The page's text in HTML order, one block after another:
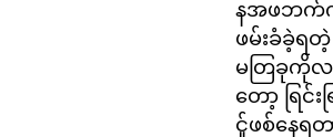
နအဖဘက်က
ဖမ်းခံခဲ့ရ
မတြခုကိုလ
တော့ ရြင်
င်ူဖစ်နေရတ